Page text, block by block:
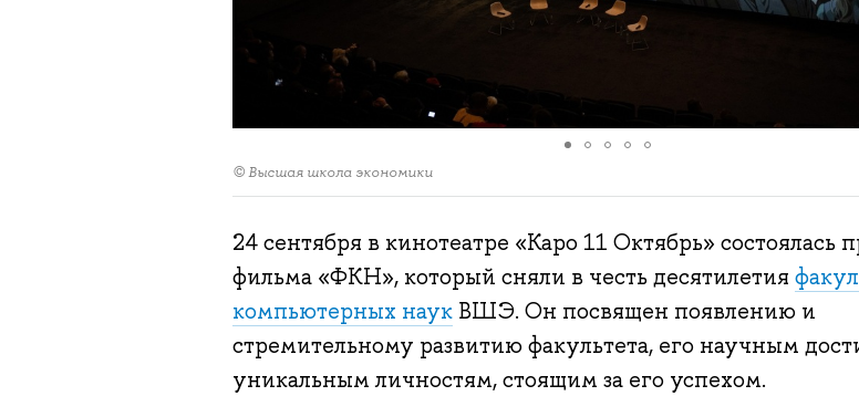
© Высшая школа экономики
24 сентября в кинотеатре «Каро 11 Октябрь» состоялась
фильма «ФКН», который сняли в честь десятилетия
компьютерных наукВШЭ. Он посвящен появлению и
стремительному развитию факультета, его научным
уникальным личностям, стоящим за его успехом.